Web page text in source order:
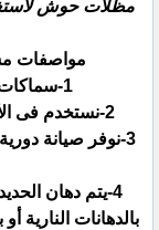
مظلات حوش
مواصفات
‏1-سماكات الحديد لا تقل عن واحد ونصف متر.‏
‏3-نوفر صيانة
‏4-يتم دهان
بالدهانات